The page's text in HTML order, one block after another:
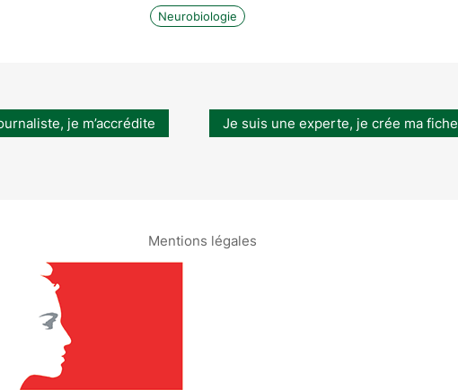
Neurobiologie
je m’accrédite Je suis une experte, je crée ma fiche
Mentions légales